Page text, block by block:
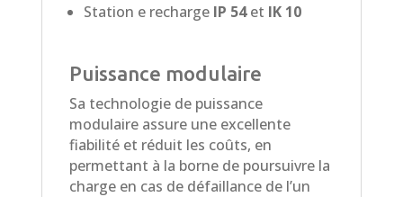
Station e recharge IP 54et IK 10
Puissance modulaire
Sa technologie de puissance
modulaire assure une excellente
fiabilité et réduit les coûts, en
permettant à la borne de poursuivre la
charge en cas de défaillance de l’un